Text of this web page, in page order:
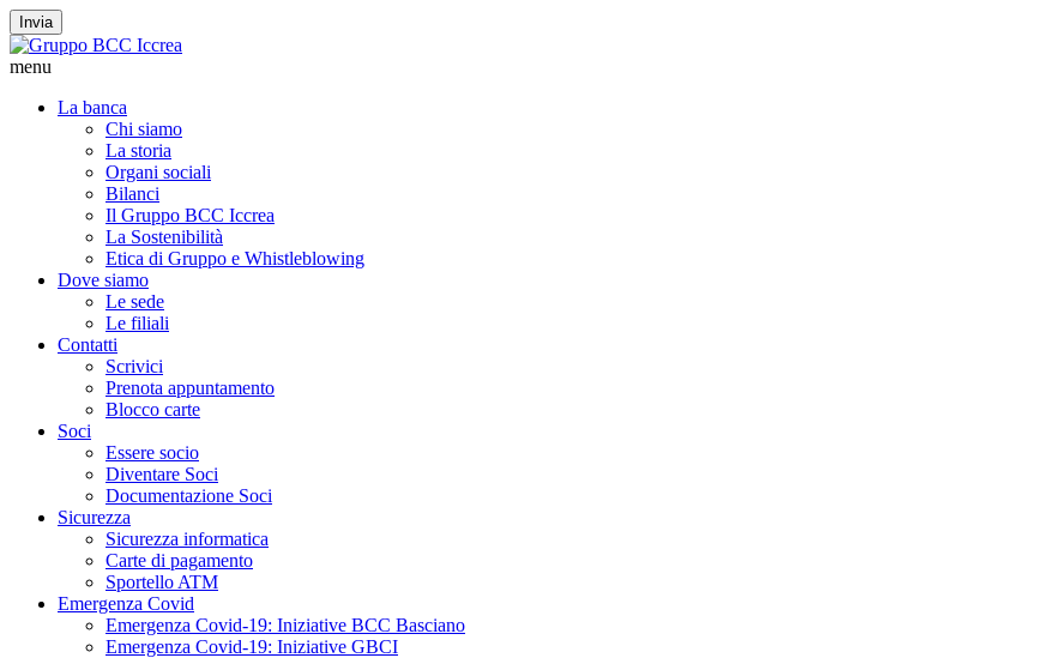
Invia
menu
La banca
Chi siamo
La storia
Organi sociali
Bilanci
Il Gruppo BCC Iccrea
La Sostenibilità
Etica di Gruppo e Whistleblowing
Dove siamo
Le sede
Le filiali
Contatti
Scrivici
Prenota appuntamento
Blocco carte
Soci
Essere socio
Diventare Soci
Documentazione Soci
Sicurezza
Sicurezza informatica
Carte di pagamento
Sportello ATM
Emergenza Covid
Emergenza Covid-19: Iniziative BCC Basciano
Emergenza Covid-19: Iniziative GBCI